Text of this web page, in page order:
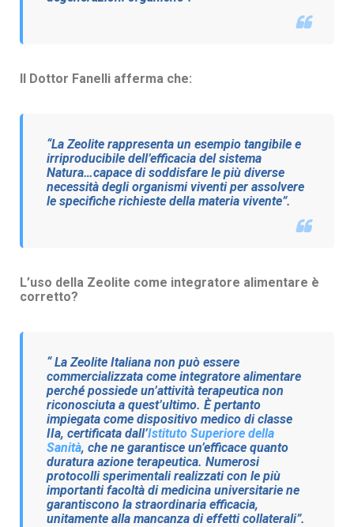
Il Dottor Fanelli afferma che:
“La Zeolite rappresenta un esempio tangibile e
irriproducibile dell’efficacia del sistema
Natura…capace di soddisfare le più diverse
necessità degli organismi viventi per assolvere
le specifiche richieste della materia vivente”.
L’uso della Zeolite come integratore alimentare è
corretto?
“ La Zeolite Italiana non può essere
commercializzata come integratore alimentare
perché possiede un’attività terapeutica non
riconosciuta a quest’ultimo. È pertanto
impiegata come dispositivo medico di classe
IIa, certificata dall’Istituto Superiore della
Sanità, che ne garantisce un’efficace quanto
duratura azione terapeutica. Numerosi
protocolli sperimentali realizzati con le più
importanti facoltà di medicina universitarie ne
garantiscono la straordinaria efficacia,
unitamente alla mancanza di effetti collaterali”.